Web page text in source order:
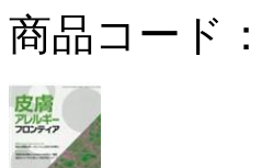
商品コード